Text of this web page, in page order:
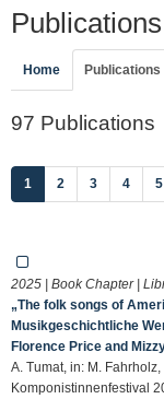
Home Publications
97 Publications
1 (current)
2 3 4 5
2025 | Book Chapter |
„The folk songs of
Musikgeschichtliche
Florence Price and
A. Tumat, in: M.
Komponistinnenfestival